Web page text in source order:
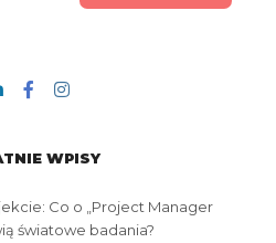
WPISY
Co o „Project Manager
światowe badania?